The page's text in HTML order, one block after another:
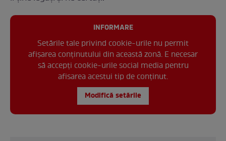
INFORMARE
Setările tale privind cookie-urile nu permit
afișarea conținutului din această zonă. E necesar
să accepți cookie-urile social media pentru
afisarea acestui tip de conținut.
Modifică setările